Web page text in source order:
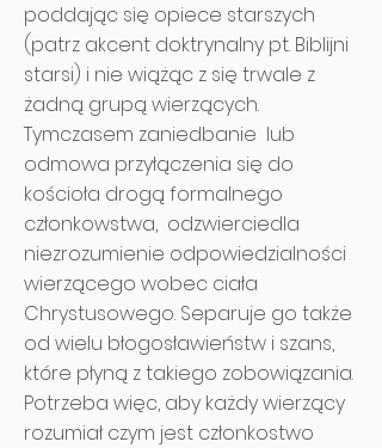
poddając się opiece starszych
(patrz akcent doktrynalny pt. Biblijni
starsi) i nie wiążąc z się trwale z
żadną grupą wierzących.
Tymczasem zaniedbanie lub
odmowa przyłączenia się do
kościoła drogą formalnego
członkowstwa, odzwierciedla
niezrozumienie odpowiedzialności
wierzącego wobec ciała
Chrystusowego. Separuje go także
od wielu błogosławieństw i szans,
które płyną z takiego zobowiązania.
Potrzeba więc, aby każdy wierzący
rozumiał czym jest członkostwo